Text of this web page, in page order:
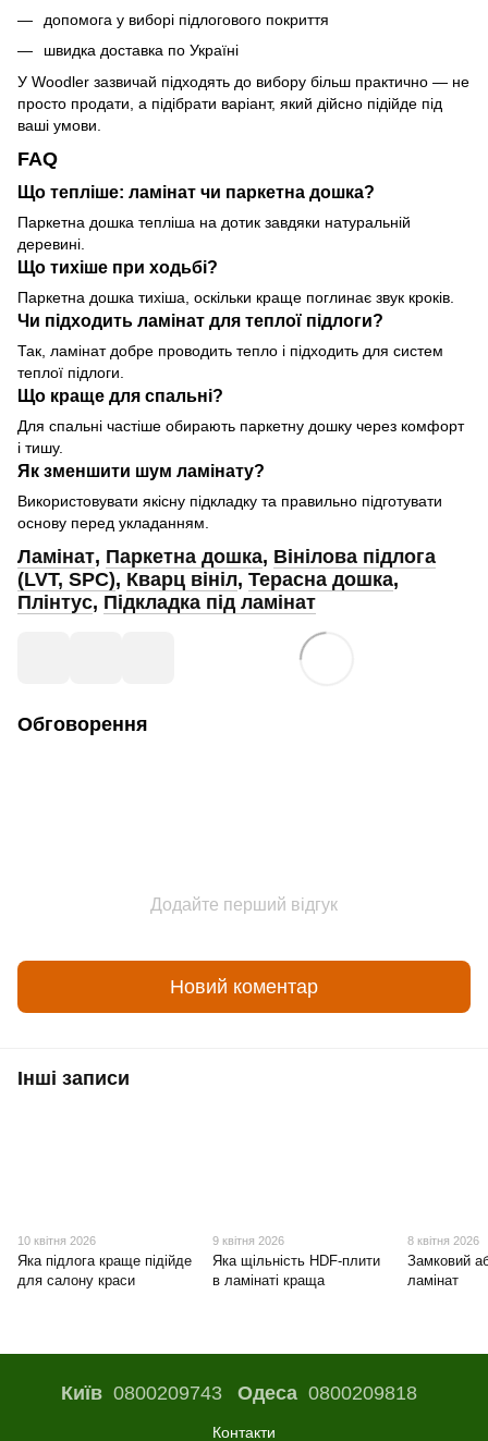
допомога у виборі підлогового покриття
швидка доставка по Україні
У Woodler зазвичай підходять до вибору більш практично — не
просто продати, а підібрати варіант, який дійсно підійде під
ваші умови.
FAQ
Що тепліше: ламінат чи паркетна дошка?
Паркетна дошка тепліша на дотик завдяки натуральній
деревині.
Що тихіше при ходьбі?
Паркетна дошка тихіша, оскільки краще поглинає звук кроків.
Чи підходить ламінат для теплої підлоги?
Так, ламінат добре проводить тепло і підходить для систем
теплої підлоги.
Що краще для спальні?
Для спальні частіше обирають паркетну дошку через комфорт
і тишу.
Як зменшити шум ламінату?
Використовувати якісну підкладку та правильно підготувати
основу перед укладанням.
Ламінат, Паркетна дошка, Вінілова підлога
(LVT, SPC), Кварц вініл, Терасна дошка,
Плінтус, Підкладка під ламінат
Обговорення
Додайте перший відгук
Новий коментар
Інші записи
10 квітня 2026
Яка підлога краще підійде
для салону краси
9 квітня 2026
Яка щільність HDF-плити
в ламінаті краща
8 квітня 2026
Замковий
ламінат
Київ0800209743 Одеса0800209818
Контакти